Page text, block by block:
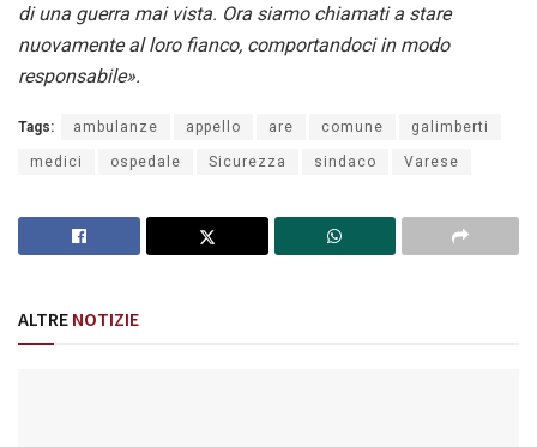
di una guerra mai vista. Ora siamo chiamati a stare
nuovamente al loro fianco, comportandoci in modo
responsabile».
Tags: ambulanze appello are comune galimberti
medici ospedale Sicurezza sindaco Varese
ALTRE NOTIZIE